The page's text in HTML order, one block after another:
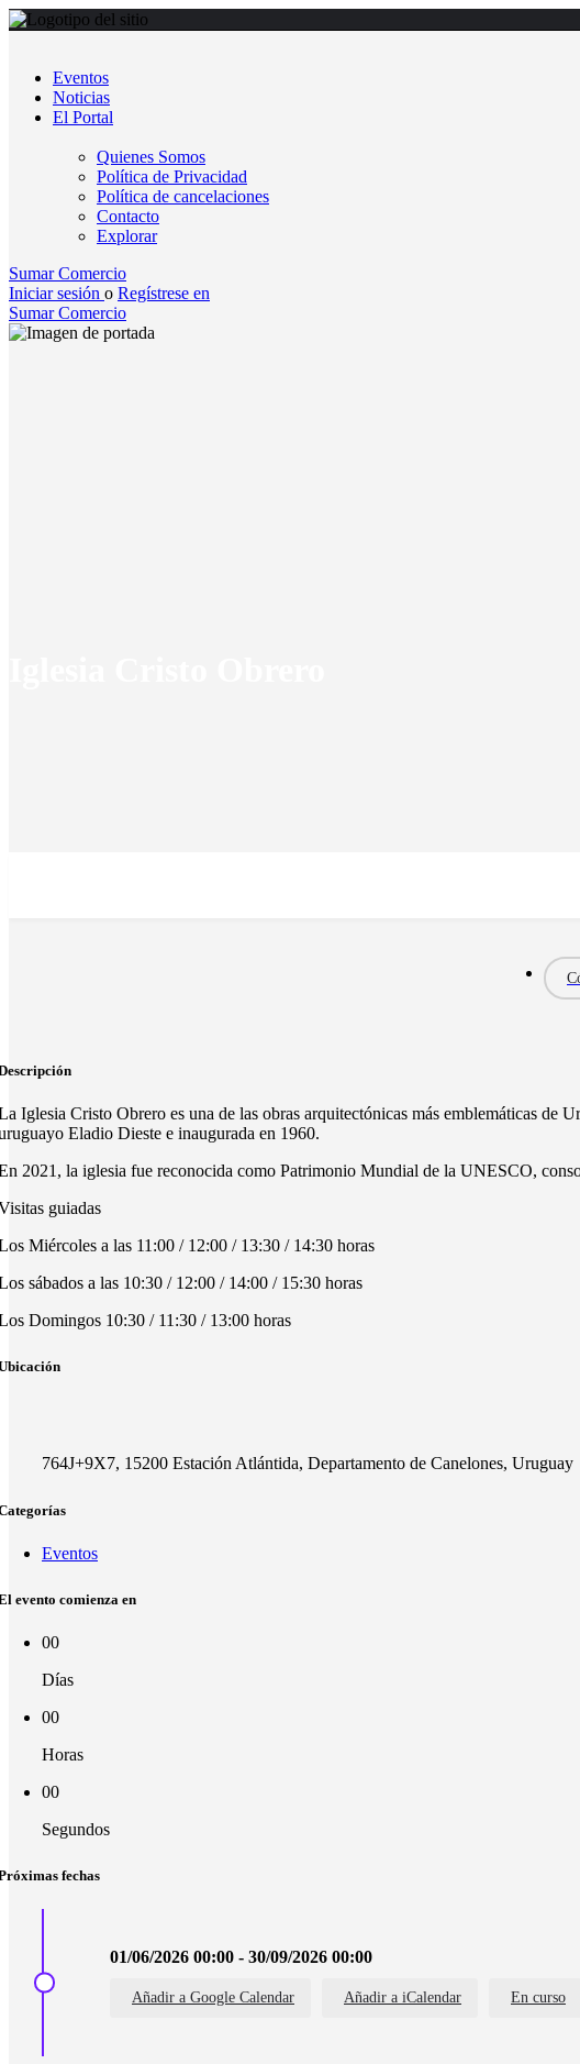
Eventos
Noticias
El Portal
Quienes Somos
Política de Privacidad
Política de cancelaciones
Contacto
Explorar
Sumar Comercio
Iniciar sesión o Regístrese en
Sumar Comercio
Iglesia Cristo Obrero es una de las obras arquitectónicas más emblemáticas
Eladio Dieste e inaugurada en 1960.
2021, la iglesia fue reconocida como Patrimonio Mundial de la UNESCO,
guiadas
Miércoles a las 11:00 / 12:00 / 13:30 / 14:30 horas
sábados a las 10:30 / 12:00 / 14:00 / 15:30 horas
Domingos 10:30 / 11:30 / 13:00 horas
764J+9X7, 15200 Estación Atlántida, Departamento de Canelones, Uruguay
Eventos
evento comienza en
00
Días
00
Horas
00
Segundos
fechas
01/06/2026 00:00 - 30/09/2026 00:00
Añadir a Google Calendar Añadir a iCalendar En curso